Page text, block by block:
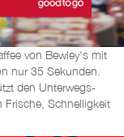
von Bewley's mit
nur 35 Sekunden.
den Unterwegs-
Frische, Schnelligkeit